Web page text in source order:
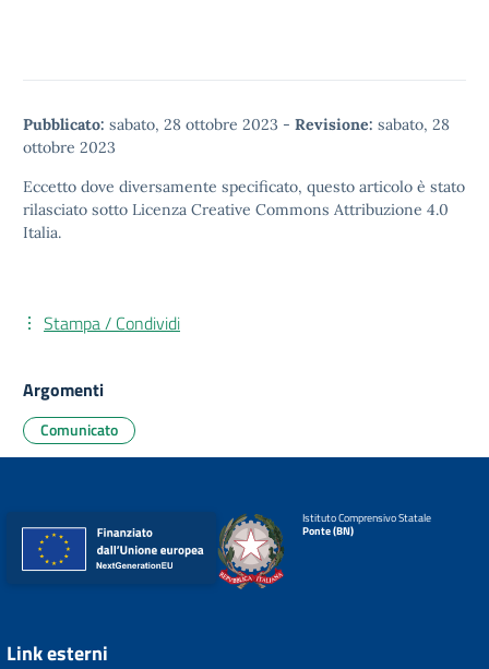
Pubblicato: sabato, 28 ottobre 2023 - Revisione: sabato, 28
ottobre 2023
Eccetto dove diversamente specificato, questo articolo è stato
rilasciato sotto Licenza Creative Commons Attribuzione 4.0
Italia.
Stampa / Condividi
Argomenti
Comunicato
Istituto Comprensivo Statale
Ponte (BN)
Link esterni